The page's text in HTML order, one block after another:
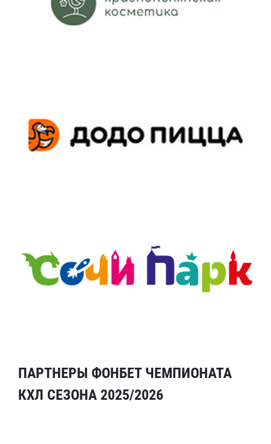
ПАРТНЕРЫ ФОНБЕТ ЧЕМПИОНАТА
КХЛ СЕЗОНА 2025/2026